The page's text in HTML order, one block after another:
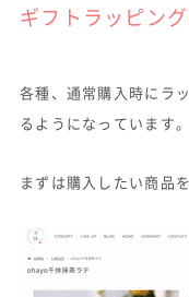
ギフトラッピン
各種、通常購入時にラ
るようになっています。
まずは購入したい商品を